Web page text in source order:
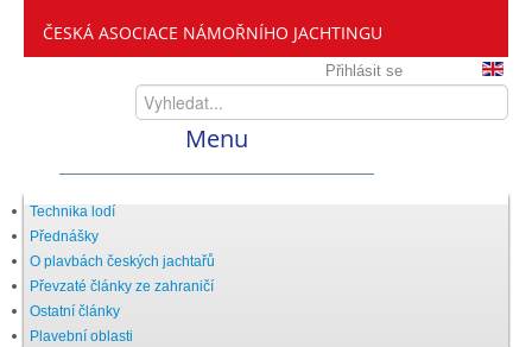
ČESKÁ ASOCIACE NÁMOŘNÍHO JACHTINGU
Přihlásit se
Menu
Home
ČANY
Technika lodí
Přednášky
O plavbách českých jachtařů
Převzaté články ze zahraničí
Ostatní články
Plavební oblasti